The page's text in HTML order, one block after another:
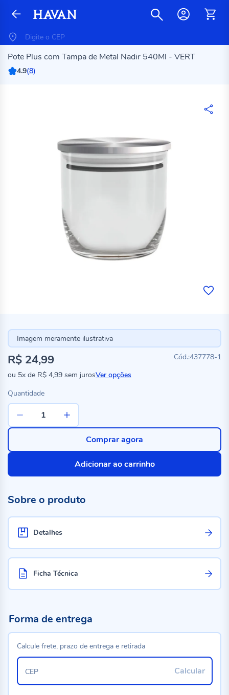
Pote Plus com Tampa de Metal Nadir 540Ml - VERT
4.9(8)
Imagem meramente ilustrativa
437778-1
R$ 24,99
ou 5x de R$ 4,99 sem jurosVer opções
Quantidade
Adicionar ao carrinho
Comprar agora
Sobre o produto
Detalhes
Ficha Técnica
Forma de entrega
Calcule frete, prazo de entrega e retirada
Calcular
CEP